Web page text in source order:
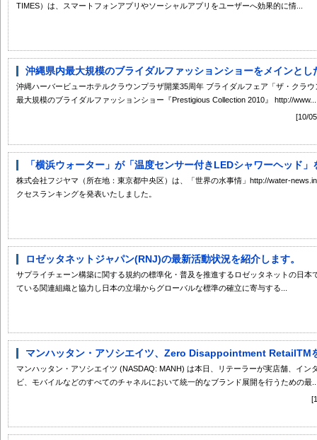
TIMES）は、スマートフォンアプリやソーシャルアプリをユーザーへ効果的に情...
沖縄県内最大規模のブライダルファッションショーをメインとし
沖縄ハーバービューホテルクラウンプラザ開業35周年 ブライダルフェア「ザ・クラ
最大規模のブライダルファッションショー『Prestigious Collection 2010』 http://
[10/
「横浜ウォーター」が「温度センサー付きLEDシャワーヘッド
株式会社フジヤマ（所在地：東京都中央区）は、「世界の水事情」http://water-
クセスランキングを発表いたしました。
ロゼッタネットジャパン(RNJ)の最新活動状況を紹介します。
サプライチェーン構築に関する規約の標準化・普及を推進するロゼッタネットの日
ている関連組織と協力し日本の立場からグローバルな標準の確立に寄与する...
マンハッタン・アソシエイツ、Zero Disappointment RetailTM
マンハッタン・アソシエイツ (NASDAQ: MANH) は本日、リテーラーが実店舗、イン
ビ、モバイルなどのすべてのチャネルにおいて統一的なブランド展開を行うための最